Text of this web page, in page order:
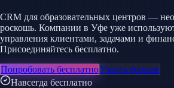
CRM для образовательных центров —
роскошь. Компании в Уфе уже
управления клиентами, задачами и
Присоединяйтесь бесплатно.
Попробовать бесплатноУзнать больше
Навсегда бесплатно